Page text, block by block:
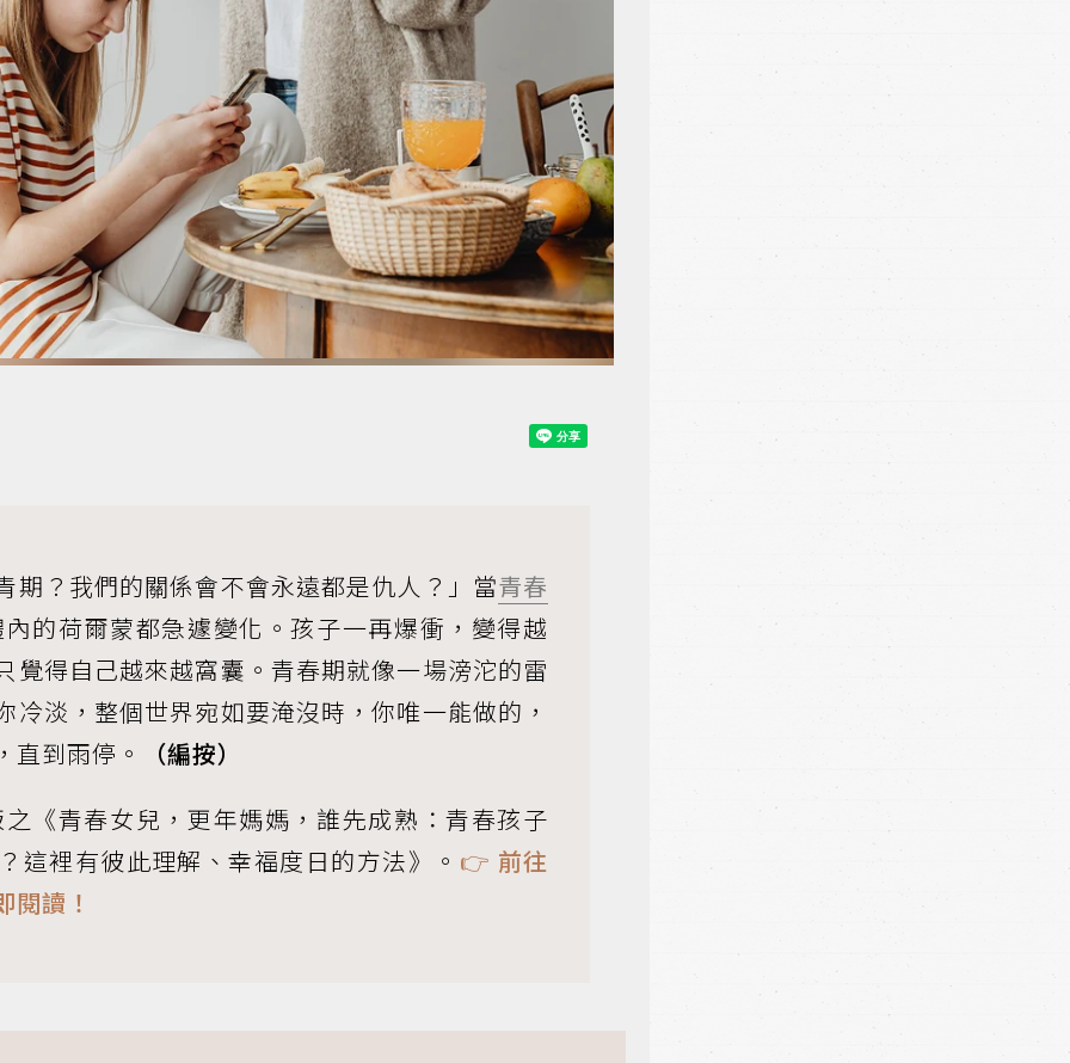
期？我們的關係會不會永遠都是仇人？」當青春
的荷爾蒙都急遽變化。孩子一再爆衝，變得越
覺得自己越來越窩囊。青春期就像一場滂沱的雷
冷淡，整個世界宛如要淹沒時，你唯一能做的，
直到雨停。
（編按）
《青春女兒，更年媽媽，誰先成熟：青春孩子
這裡有彼此理解、幸福度日的方法》。 👉 前往
閱讀！